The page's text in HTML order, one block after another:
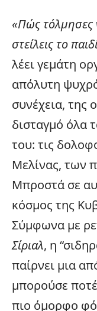
«Πώς τόλμησες
στείλεις το
λέει γεμάτη
απόλυτη
συνέχεια, της
δισταγμό όλα
του: τις
Μελίνας, των
Μπροστά σε
κόσμος της
Σύμφωνα με
Σίριαλ, η
παίρνει μια
μπορούσε
πιο όμορφο